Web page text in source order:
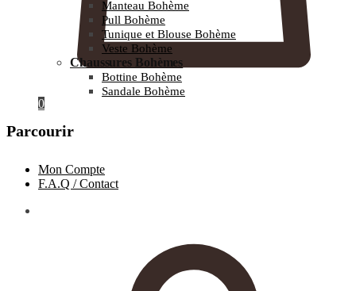
0
Manteau Bohème
Pull Bohème
Tunique et Blouse Bohème
Veste Bohème
Chaussures Bohèmes
Bottine Bohème
Sandale Bohème
Parcourir
Mon Compte
F.A.Q / Contact